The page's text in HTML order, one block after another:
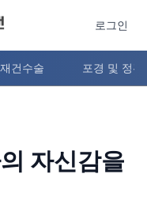
로그인
건수술 포경 및 정관
자신감을